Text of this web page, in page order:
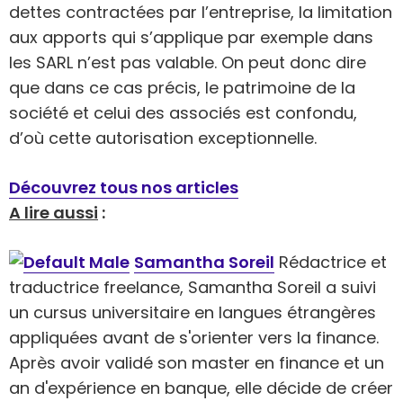
dettes contractées par l’entreprise, la limitation
aux apports qui s’applique par exemple dans
les SARL n’est pas valable. On peut donc dire
que dans ce cas précis, le patrimoine de la
société et celui des associés est confondu,
d’où cette autorisation exceptionnelle.
Découvrez tous nos articles
A lire aussi :
Samantha Soreil Rédactrice et
traductrice freelance, Samantha Soreil a suivi
un cursus universitaire en langues étrangères
appliquées avant de s'orienter vers la finance.
Après avoir validé son master en finance et un
an d'expérience en banque, elle décide de créer